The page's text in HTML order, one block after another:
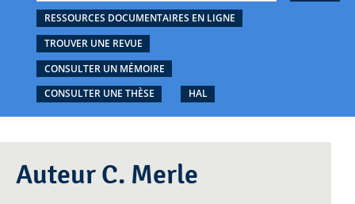
RESSOURCES DOCUMENTAIRES EN LIGNE
TROUVER UNE REVUE
CONSULTER UN MÉMOIRE
CONSULTER UNE THÈSE
HAL
Auteur C. Merle